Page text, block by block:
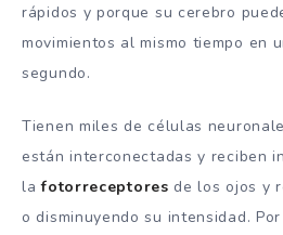
rápidos y porque su cerebro
movimientos al mismo tiempo en
segundo.
Tienen miles de células
están interconectadas y reciben
lafotorreceptores de los ojos y
o disminuyendo su intensidad.